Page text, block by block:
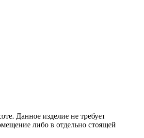
Данное изделие не требует
либо в отдельно стоящей